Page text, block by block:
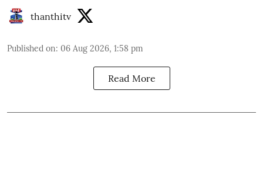
thanthitv
Published on: 06 Aug 2026, 1:58 pm
Read More